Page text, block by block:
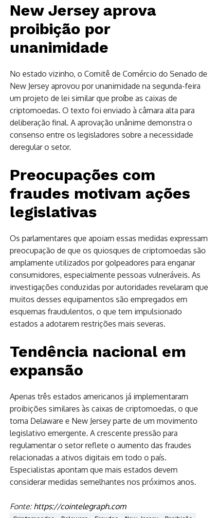
New Jersey aprova
proibição por
unanimidade
No estado vizinho, o Comitê de Comércio do Senado de
New Jersey aprovou por unanimidade na segunda-feira
um projeto de lei similar que proíbe as caixas de
criptomoedas. O texto foi enviado à câmara alta para
deliberação final. A aprovação unânime demonstra o
consenso entre os legisladores sobre a necessidade
deregular o setor.
Preocupações com
fraudes motivam ações
legislativas
Os parlamentares que apoiam essas medidas expressam
preocupação de que os quiosques de criptomoedas são
amplamente utilizados por golpeadores para enganar
consumidores, especialmente pessoas vulneráveis. As
investigações conduzidas por autoridades revelaram que
muitos desses equipamentos são empregados em
esquemas fraudulentos, o que tem impulsionado
estados a adotarem restrições mais severas.
Tendência nacional em
expansão
Apenas três estados americanos já implementaram
proibições similares às caixas de criptomoedas, o que
torna Delaware e New Jersey parte de um movimento
legislativo emergente. A crescente pressão para
regulamentar o setor reflete o aumento das fraudes
relacionadas a ativos digitais em todo o país.
Especialistas apontam que mais estados devem
considerar medidas semelhantes nos próximos anos.
Fonte: https://cointelegraph.com